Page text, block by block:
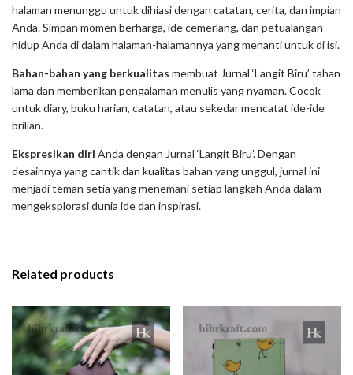
halaman menunggu untuk dihiasi dengan catatan, cerita, dan impian
Anda. Simpan momen berharga, ide cemerlang, dan petualangan
hidup Anda di dalam halaman-halamannya yang menanti untuk di isi.
Bahan-bahan yang berkualitas membuat Jurnal ‘Langit Biru’ tahan
lama dan memberikan pengalaman menulis yang nyaman. Cocok
untuk diary, buku harian, catatan, atau sekedar mencatat ide-ide
brilian.
Ekspresikan diri Anda dengan Jurnal ‘Langit Biru’. Dengan
desainnya yang cantik dan kualitas bahan yang unggul, jurnal ini
menjadi teman setia yang menemani setiap langkah Anda dalam
mengeksplorasi dunia ide dan inspirasi.
Related products